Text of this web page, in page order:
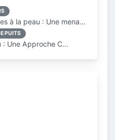
à la peau : Une mena…
PUITS
: Une Approche C…